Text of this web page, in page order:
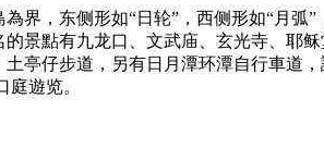
界，东侧形如“日轮”，西侧形如“月
景點有九龙口、文武庙、玄光寺、耶
亭仔步道，另有日月潭环潭自行車道
遊览。